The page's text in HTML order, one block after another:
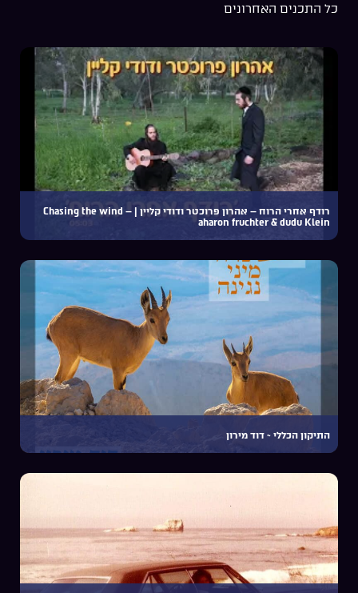
כל התכנים האחרונים
רודף אחרי הרוח – אהרון פרוכטר ודודי קליין | Chasing the wind –
aharon fruchter & dudu Klein
התיקון הכללי ~ דוד מירון